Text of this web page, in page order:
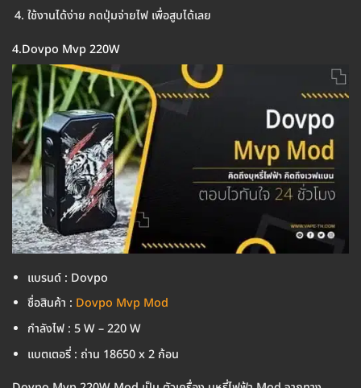
ใช้งานได้ง่าย กดปุ่มจ่ายไฟ เพื่อสูบได้เลย
4.Dovpo Mvp 220W
แบรนด์ : Dovpo
ชื่อสินค้า : Dovpo Mvp Mod
กำลังไฟ : 5 W – 220 W
แบตเตอรี่ : ถ่าน 18650 x 2 ก้อน